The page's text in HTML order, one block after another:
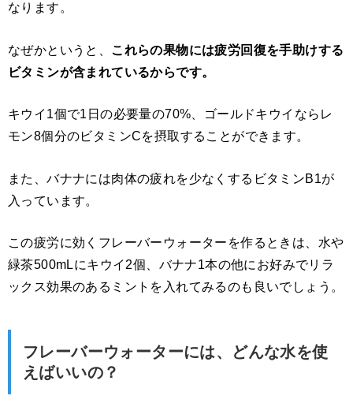
なります。
なぜかというと、 これらの果物には疲労回復を手助けする
ビタミンが含まれているからです。
キウイ1個で1日の必要量の70%、ゴールドキウイならレ
モン8個分のビタミンCを摂取することができます。
また、バナナには肉体の疲れを少なくするビタミンB1が
入っています。
この疲労に効くフレーバーウォーターを作るときは、水や
緑茶500mLにキウイ2個、バナナ1本の他にお好みでリラ
ックス効果のあるミントを入れてみるのも良いでしょう。
フレーバーウォーターには、どんな水を使
えばいいの？